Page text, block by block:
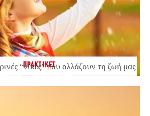
ΠΡΑΚΤΙΚΕΣ
“νίκες” που αλλάζουν τη ζωή μας